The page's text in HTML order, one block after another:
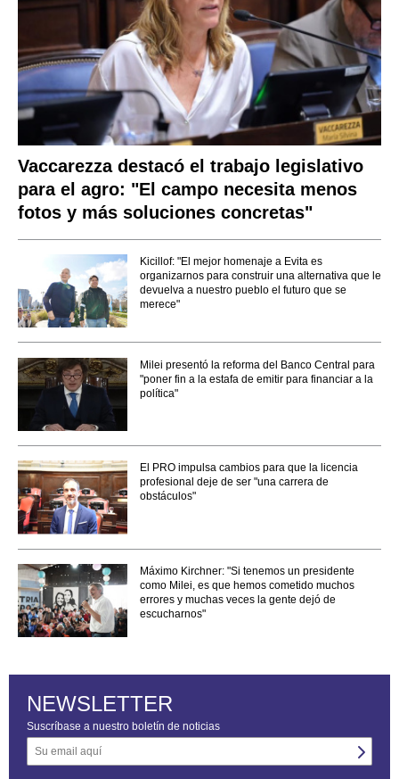
Vaccarezza destacó el trabajo legislativo
para el agro: "El campo necesita menos
fotos y más soluciones concretas"
Kicillof: "El mejor homenaje a Evita es
organizarnos para construir una alternativa que le
devuelva a nuestro pueblo el futuro que se
merece"
Milei presentó la reforma del Banco Central para
"poner fin a la estafa de emitir para financiar a la
política"
El PRO impulsa cambios para que la licencia
profesional deje de ser "una carrera de
obstáculos"
Máximo Kirchner: "Si tenemos un presidente
como Milei, es que hemos cometido muchos
errores y muchas veces la gente dejó de
escucharnos"
NEWSLETTER
Suscríbase a nuestro boletín de noticias